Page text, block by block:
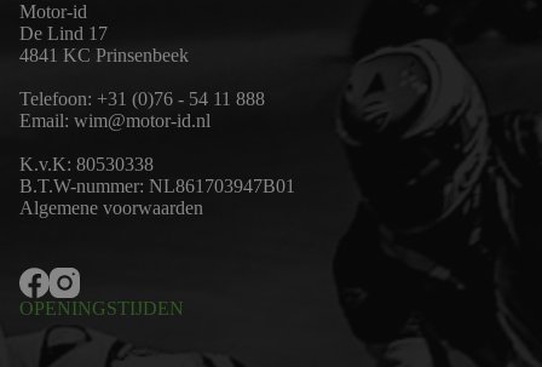
Motor-id
De Lind 17
4841 KC Prinsenbeek
Telefoon: +31 (0)76 - 54 11 888
Email: wim@motor-id.nl
K.v.K: 80530338
B.T.W-nummer: NL861703947B01
Algemene voorwaarden
OPENINGSTIJDEN